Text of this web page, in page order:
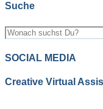
Suche
SOCIAL MEDIA
Creative Virtual